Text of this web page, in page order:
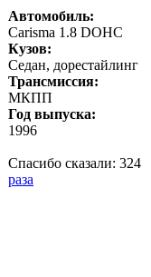
Автомобиль:
Carisma 1.8 DOHC
Кузов:
Седан, дорестайлинг
Трансмиссия:
МКПП
Год выпуска:
1996
Спасибо сказали: 324
раза